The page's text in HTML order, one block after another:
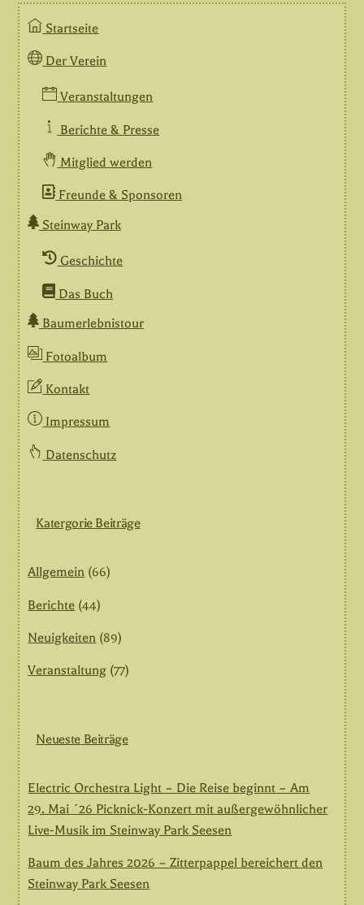
Startseite
Der Verein
Veranstaltungen
Berichte & Presse
Mitglied werden
Freunde & Sponsoren
Steinway Park
Geschichte
Das Buch
Baumerlebnistour
Fotoalbum
Kontakt
Impressum
Datenschutz
Katergorie Beiträge
Allgemein (66)
Berichte (44)
Neuigkeiten (89)
Veranstaltung (77)
Neueste Beiträge
Electric Orchestra Light – Die Reise beginnt – Am
29. Mai ´26 Picknick-Konzert mit außergewöhnlicher
Live-Musik im Steinway Park Seesen
Baum des Jahres 2026 – Zitterpappel bereichert den
Steinway Park Seesen